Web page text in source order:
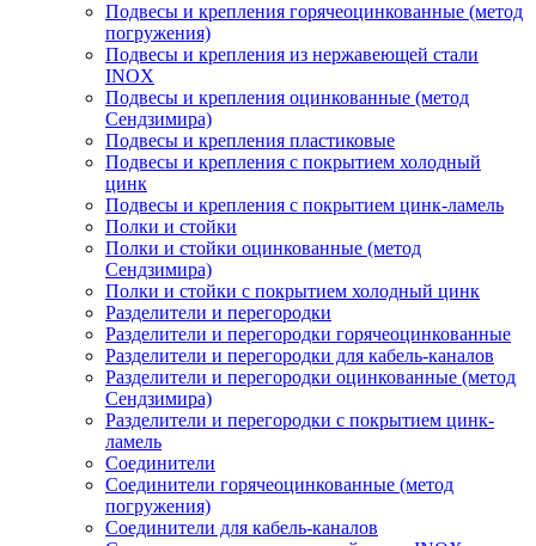
Подвесы и крепления горячеоцинкованные (метод
погружения)
Подвесы и крепления из нержавеющей стали
INOX
Подвесы и крепления оцинкованные (метод
Сендзимира)
Подвесы и крепления пластиковые
Подвесы и крепления с покрытием холодный
цинк
Подвесы и крепления с покрытием цинк-ламель
Полки и стойки
Полки и стойки оцинкованные (метод
Сендзимира)
Полки и стойки с покрытием холодный цинк
Разделители и перегородки
Разделители и перегородки горячеоцинкованные
Разделители и перегородки для кабель-каналов
Разделители и перегородки оцинкованные (метод
Сендзимира)
Разделители и перегородки с покрытием цинк-
ламель
Соединители
Соединители горячеоцинкованные (метод
погружения)
Соединители для кабель-каналов